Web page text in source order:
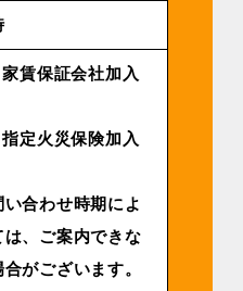
賃保証会社加入
定火災保険加入
い合わせ時期によ
は、ご案内できな
合がございます。